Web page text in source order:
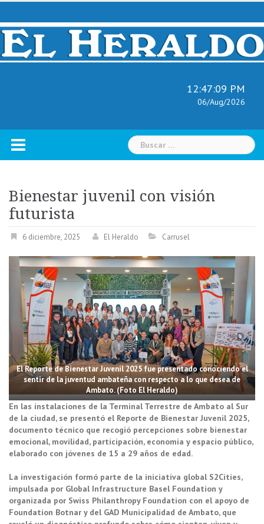
Skip
content
12:47:10 PM
06/Aug/2026
Buscar:
Bienestar juvenil con visión
futurista
6 diciembre, 2025 El Heraldo Carrusel
El Reporte de Bienestar Juvenil 2025 fue presentado conociendo el
sentir de la juventud ambateña con respecto a lo que desea de
Ambato. (Foto El Heraldo)
En las instalaciones de la Terminal Terrestre de Ambato al Sur
de la ciudad, se presentó el Reporte de Bienestar Juvenil 2025,
documento técnico que recogió percepciones sobre bienestar
emocional, movilidad, participación, economía y espacio público,
elaborado con jóvenes de 15 a 29 años de edad.
La investigación formó parte de la iniciativa global S2Cities,
impulsada por Global Infrastructure Basel Foundation y
organizada por Swiss Philanthropy Foundation con el apoyo de
Foundation Botnar y del GAD Municipalidad de Ambato, que